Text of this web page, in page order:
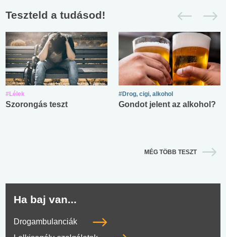
Teszteld a tudásod!
#Lélek
Szorongás teszt
#Drog, cigi, alkohol
Gondot jelent az alkohol?
MÉG TÖBB TESZT
Ha baj van...
Drogambulanciák